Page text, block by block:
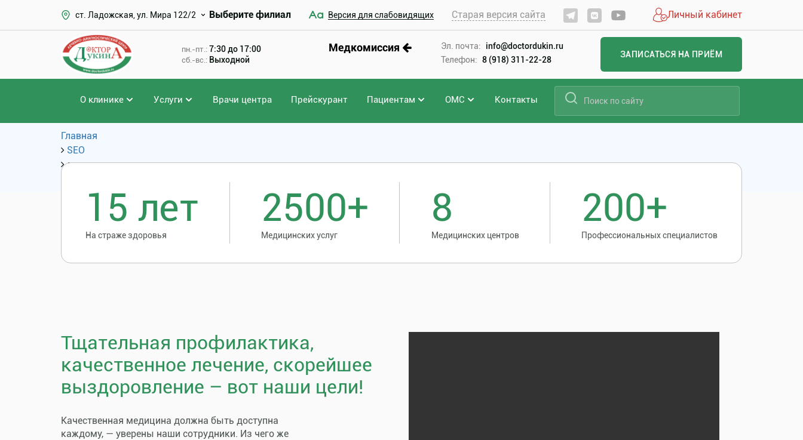
ст. Ладожская, ул. Мира 122/2 Выберите филиал Версия для слабовидящих Старая версия сайта Личный кабинет
пн.-пт.: 7:30 до 17:00
сб.-вс.: Выходной
Медкомиссия Эл. почта:
info@doctordukin.ru
Телефон: 8 (918) 311-22-28
ЗАПИСАТЬСЯ НА ПРИЁМ
О клинике Услуги Врачи центра Прейскурант Пациентам ОМС Контакты
Главная
SEO
лапароскопическая холецистит лапароскопическая холецистэктомия
15 лет
На страже здоровья
2500+
Медицинских услуг
8
Медицинских центров
200+
Профессиональных специалистов
Тщательная профилактика,
качественное лечение, скорейшее
выздоровление – вот наши цели!
Качественная медицина должна быть доступна
каждому, — уверены наши сотрудники. Из чего же